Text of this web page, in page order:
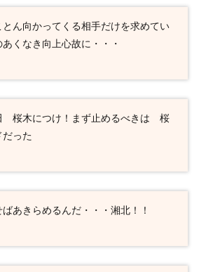
ん向かってくる相手だけを求めてい
くなき向上心故に・・・
桜木につけ！まず止めるべきは 桜
だった
あきらめるんだ・・・湘北！！